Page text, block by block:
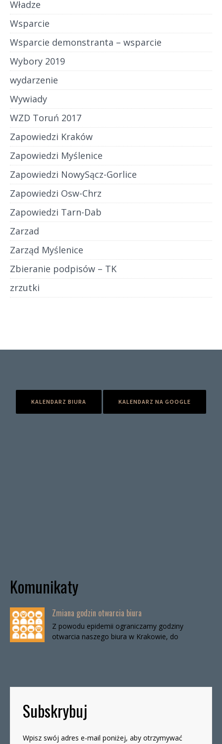
Władze
Wsparcie
Wsparcie demonstranta – wsparcie
Wybory 2019
wydarzenie
Wywiady
WZD Toruń 2017
Zapowiedzi Kraków
Zapowiedzi Myślenice
Zapowiedzi NowySącz-Gorlice
Zapowiedzi Osw-Chrz
Zapowiedzi Tarn-Dab
Zarzad
Zarząd Myślenice
Zbieranie podpisów – TK
zrzutki
KALENDARZ BIURA KALENDARZ NA GOOGLE
Komunikaty
Zmiana godzin otwarcia biura
Z powodu epidemii ograniczamy godziny
otwarcia naszego biura w Krakowie, do
Subskrybuj
Wpisz swój adres e-mail poniżej, aby otrzymywać